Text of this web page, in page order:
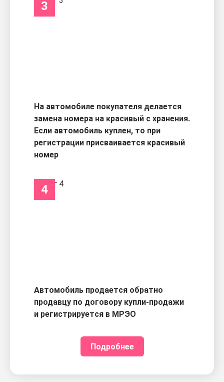
3
На автомобиле покупателя делается
замена номера на красивый с хранения.
Если автомобиль куплен, то при
регистрации присваивается красивый
номер
4
Автомобиль продается обратно
продавцу по договору купли-продажи
и регистрируется в МРЭО
Подробнее